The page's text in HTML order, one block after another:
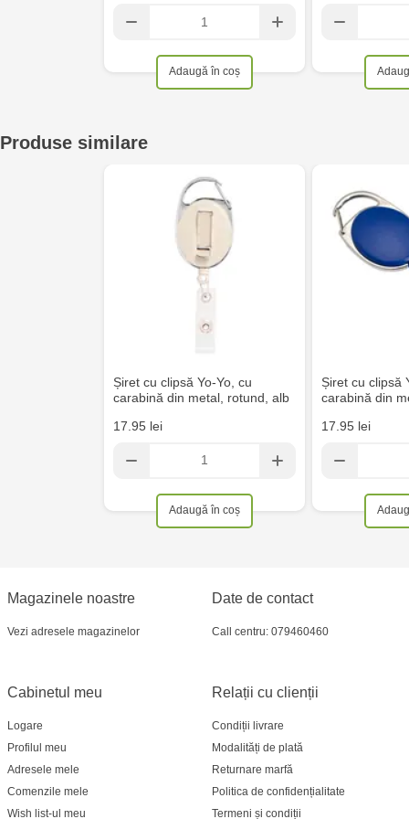
Crafti Sculeni - str. Calea Ieșilor, 3/1
Crafti Bălți- EviMall, et2
MultiStore Căușeni- str. Iurii Gagarin 24
Adaugă în coș
Produse similare
Șiret cu clipsă Yo-Yo, cu
carabină din metal, rotund, alb
17.95 lei
Adaugă în coș
Șiret cu clipsă
carabină din
17.95 lei
Magazinele noastre
Vezi adresele magazinelor
Relații cu clienții
Condiții livrare
Modalități de plată
Returnare marfă
Politica de confidențialitate
Termeni și condiții
Cabinetul meu
Logare
Profilul meu
Adresele mele
Comenzile mele
Wish list-ul meu
Date de contact
Call centru: 079460460